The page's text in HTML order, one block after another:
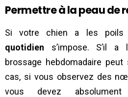
Permettre à la peau de
Si votre chien a les poils
quotidien s’impose. S’il
brossage hebdomadaire
cas, si vous observez des
vous devez